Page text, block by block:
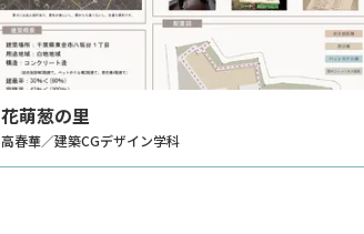
花萌葱の里
高春華／建築CGデザイン学科